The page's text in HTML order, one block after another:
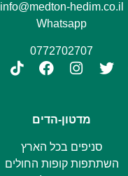
info@medton-hedim.co.il
Whatsapp
0772702707
מדטון-הדים
סניפים בכל הארץ
השתתפות קופות החולים